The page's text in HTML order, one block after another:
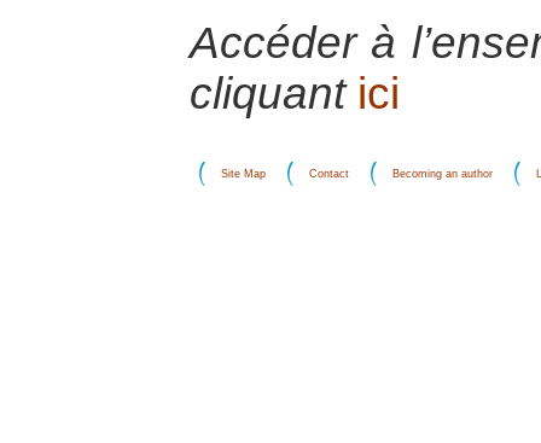
Accéder à
cliquant ici
Site Map Contact Becoming an author